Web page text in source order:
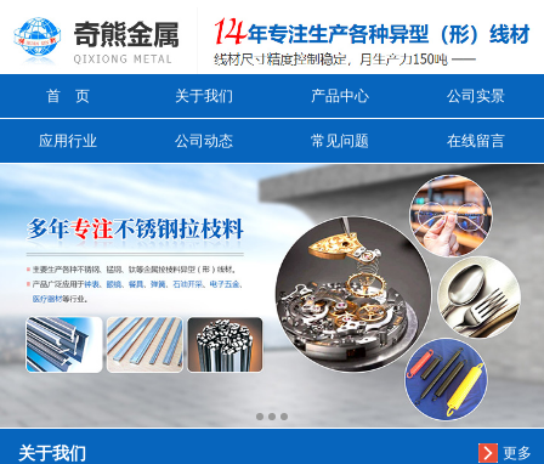
首 页 关于我们 产品中心 公司实景
应用行业 公司动态 常见问题 在线留言
更多
关于我们
信息搜索
搜索